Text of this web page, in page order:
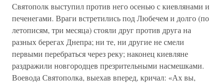
Святополк выступил против него осенью с киевлянами и
печенегами. Враги встретились под Любечем и долго (по
летописям, три месяца) стояли друг против друга на
разных берегах Днепра; ни те, ни другие не смели
первыми перебраться через реку; наконец киевляне
раздражили новгородцев презрительными насмешками.
Воевода Святополка, выехав вперед, кричал: «Ах вы,